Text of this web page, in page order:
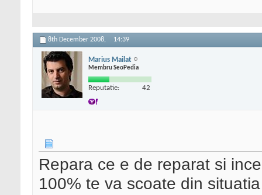
8th December 2008, 14:39
Marius Mailat
Membru SeoPedia
Reputatie: 42
Repara ce e de reparat si
100% te va scoate din